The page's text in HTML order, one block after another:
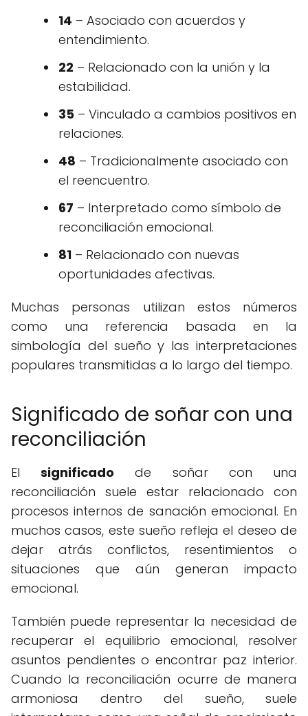
14 – Asociado con acuerdos y
entendimiento.
22 – Relacionado con la unión y la
estabilidad.
35 – Vinculado a cambios positivos en
relaciones.
48 – Tradicionalmente asociado con
el reencuentro.
67 – Interpretado como símbolo de
reconciliación emocional.
81 – Relacionado con nuevas
oportunidades afectivas.
Muchas personas utilizan estos números
como una referencia basada en la
simbología del sueño y las interpretaciones
populares transmitidas a lo largo del tiempo.
Significado de soñar con una
reconciliación
Elsignificado de soñar con una
reconciliación suele estar relacionado con
procesos internos de sanación emocional. En
muchos casos, este sueño refleja el deseo de
dejar atrás conflictos, resentimientos o
situaciones que aún generan impacto
emocional.
También puede representar la necesidad de
recuperar el equilibrio emocional, resolver
asuntos pendientes o encontrar paz interior.
Cuando la reconciliación ocurre de manera
armoniosa dentro del sueño, suele